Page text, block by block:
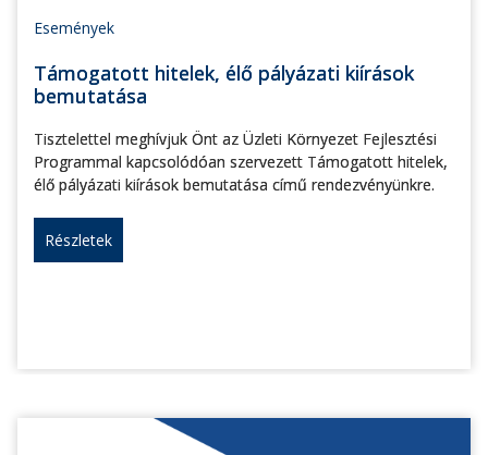
Események
Támogatott hitelek, élő pályázati kiírások
bemutatása
Tisztelettel meghívjuk Önt az Üzleti Környezet Fejlesztési
Programmal kapcsolódóan szervezett Támogatott hitelek,
élő pályázati kiírások bemutatása című rendezvényünkre.
Részletek